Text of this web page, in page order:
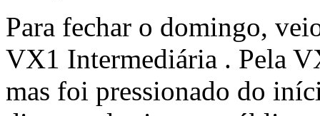
Para fechar o domingo,
VX1 Intermediária . Pela
mas foi pressionado do